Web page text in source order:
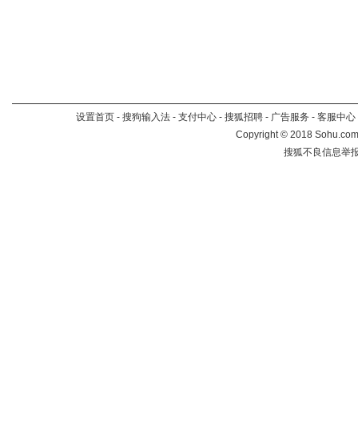
设置首页 - 搜狗输入法 - 支付中心 - 搜狐招聘 - 广告服务 - 客服中心
Copyright©2018
搜狐不良信息举